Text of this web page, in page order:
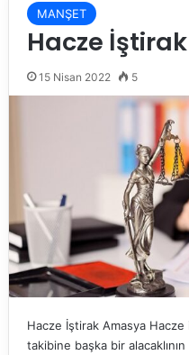
MANŞET
Hacze
15 Nisan 2022 5
Hacze İştirak Amasya Hacze
takibine başka bir